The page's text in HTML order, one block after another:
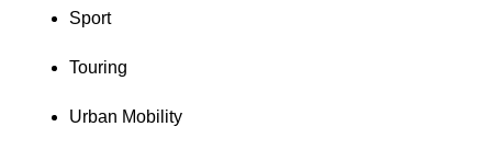
Sport
Touring
Urban Mobility